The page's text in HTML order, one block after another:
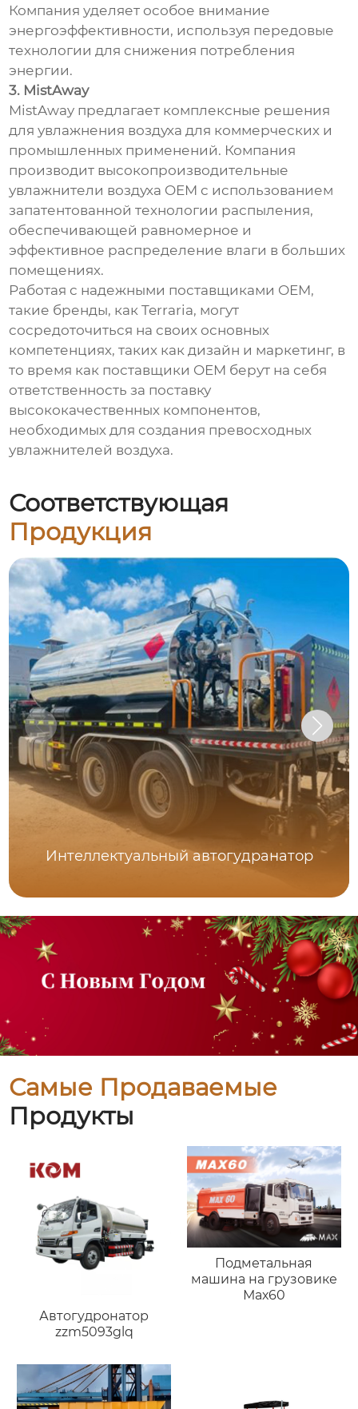
Компания уделяет особое внимание
энергоэффективности, используя передовые
технологии для снижения потребления
энергии.
3. MistAway
MistAway предлагает комплексные решения
для увлажнения воздуха для коммерческих и
промышленных применений. Компания
производит высокопроизводительные
увлажнители воздуха OEM с использованием
запатентованной технологии распыления,
обеспечивающей равномерное и
эффективное распределение влаги в больших
помещениях.
Работая с надежными поставщиками OEM,
такие бренды, как Terraria, могут
сосредоточиться на своих основных
компетенциях, таких как дизайн и маркетинг, в
то время как поставщики OEM берут на себя
ответственность за поставку
высококачественных компонентов,
необходимых для создания превосходных
увлажнителей воздуха.
Соответствующая
Продукция
Интеллектуальный автогудранатор
Самые Продаваемые
Продукты
Автогудронатор
zzm5093glq
Подметальная
машина на грузовике
Мах60